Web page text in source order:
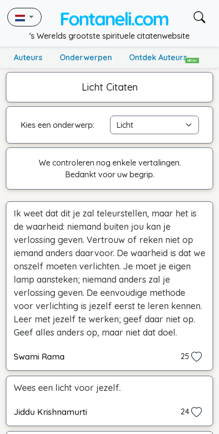
's Werelds grootste spirituele citatenwebsite
Auteurs Onderwerpen Ontdek AuteursNIEUW
Licht Citaten
Kies een onderwerp:
We controleren nog enkele vertalingen.
Bedankt voor uw begrip.
Ik weet dat dit je zal teleurstellen, maar het is
de waarheid: niemand buiten jou kan je
verlossing geven. Vertrouw of reken niet op
iemand anders daarvoor. De waarheid is dat we
onszelf moeten verlichten. Je moet je eigen
lamp aansteken; niemand anders zal je
verlossing geven. De eenvoudige methode
voor verlichting is jezelf eerst te leren kennen.
Leer met jezelf te werken; geef daar niet op.
Geef alles anders op, maar niet dat doel.
Swami Rama 25
Wees een licht voor jezelf.
Jiddu Krishnamurti 24